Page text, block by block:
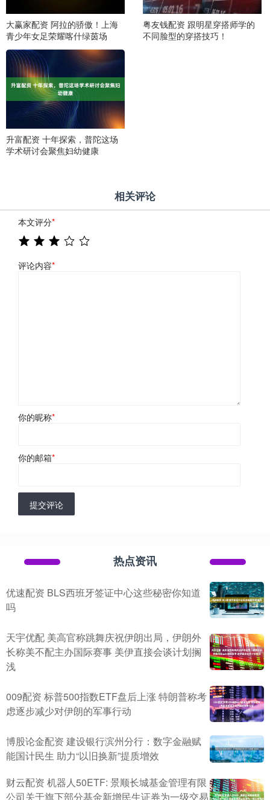
大赢家配资 阿拉的骄傲！上海
青少年女足荣耀喀什绿茵场
粤友钱配资 跟明星穿搭师学的
不同脸型的穿搭技巧！
升富配资 十年探索，普陀这场
学术研讨会聚焦妇幼健康
相关评论
本文评分*
评论内容*
你的昵称*
你的邮箱*
提交评论
热点资讯
优速配资 BLS西班牙签证中心这些秘密你知道
吗
天宇优配 美高官称跳舞庆祝伊朗出局，伊朗外
长称美不配主办国际赛事 美伊直接会谈计划搁
浅
009配资 标普500指数ETF盘后上涨 特朗普称考
虑逐步减少对伊朗的军事行动
博股论金配资 建设银行滨州分行：数字金融赋
能国计民生 助力“以旧换新”提质增效
财云配资 机器人50ETF: 景顺长城基金管理有限
公司关于旗下部分基金新增民生证券为一级交易